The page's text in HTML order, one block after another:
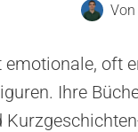
Von
emotionale, oft
Ihre